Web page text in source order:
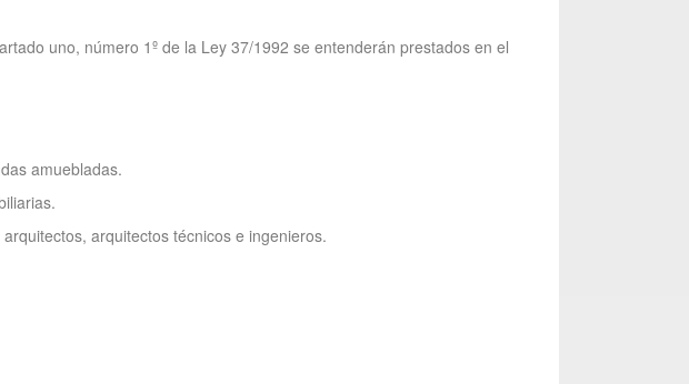
uno, número 1º de la Ley 37/1992 se entenderán prestados en el
amuebladas.
arquitectos técnicos e ingenieros.